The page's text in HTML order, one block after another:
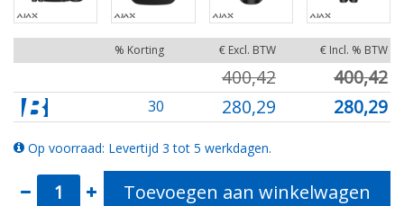
% Korting € Excl. BTW € Incl. % BTW
400,42 400,42
30 280,29 280,29
Op voorraad: Levertijd 3 tot 5 werkdagen.
Toevoegen aan winkelwagen